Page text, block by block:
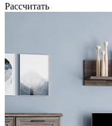
Рассчитать